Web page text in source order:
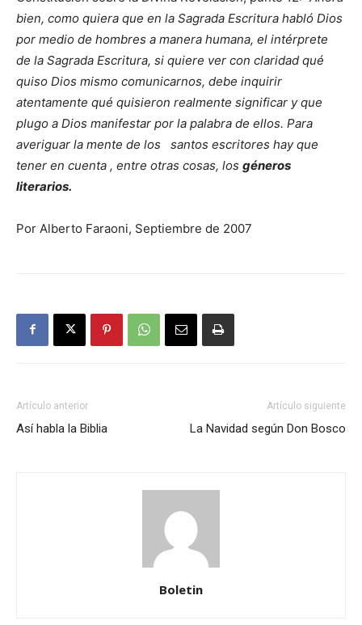
bien, como quiera que en la Sagrada Escritura habló Dios
por medio de hombres a manera humana, el intérprete
de la Sagrada Escritura, si quiere ver con claridad qué
quiso Dios mismo comunicarnos, debe inquirir
atentamente qué quisieron realmente significar y que
plugo a Dios manifestar por la palabra de ellos. Para
averiguar la mente de los santos escritores hay que
tener en cuenta , entre otras cosas, los géneros
literarios.
Por Alberto Faraoni, Septiembre de 2007
Artículo anterior
Así habla la Biblia
Artículo siguiente
La Navidad según Don Bosco
Boletin